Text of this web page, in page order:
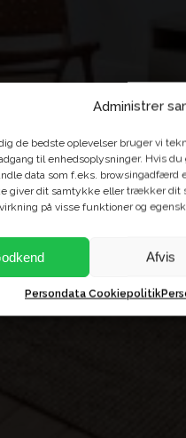
Administrer
de bedste oplevelser bruger vi
til enhedsoplysninger. Hvis
data som f.eks. browsingadfærd
giver dit samtykke eller trækker dit
på visse funktioner og
Afvis
Persondata Cookiepolitik